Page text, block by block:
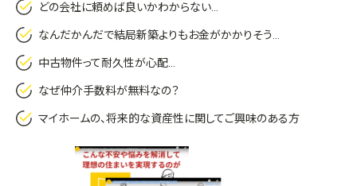
どの会社に頼めば良いかわからない…
なんだかんだで結局新築よりもお金がかかりそう…
中古物件って耐久性が心配…
なぜ仲介手数料が無料なの？
マイホームの、将来的な資産性に関してご興味のある方